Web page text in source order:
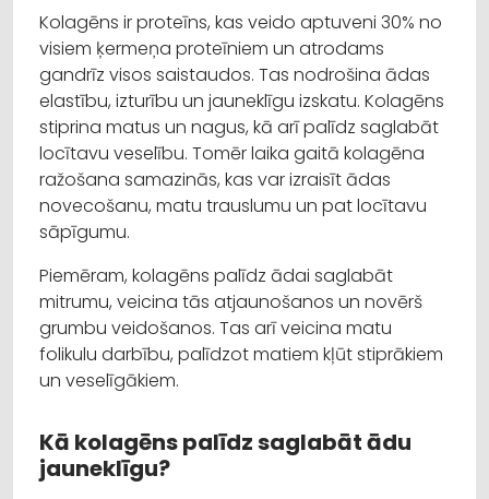
Kolagēns ir proteīns, kas veido aptuveni 30% no
visiem ķermeņa proteīniem un atrodams
gandrīz visos saistaudos. Tas nodrošina ādas
elastību, izturību un jauneklīgu izskatu. Kolagēns
stiprina matus un nagus, kā arī palīdz saglabāt
locītavu veselību. Tomēr laika gaitā kolagēna
ražošana samazinās, kas var izraisīt ādas
novecošanu, matu trauslumu un pat locītavu
sāpīgumu.
Piemēram, kolagēns palīdz ādai saglabāt
mitrumu, veicina tās atjaunošanos un novērš
grumbu veidošanos. Tas arī veicina matu
folikulu darbību, palīdzot matiem kļūt stiprākiem
un veselīgākiem.
Kā kolagēns palīdz saglabāt ādu
jauneklīgu?